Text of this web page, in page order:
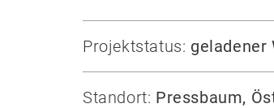
Projektstatus: geladener
Standort: Pressbaum,